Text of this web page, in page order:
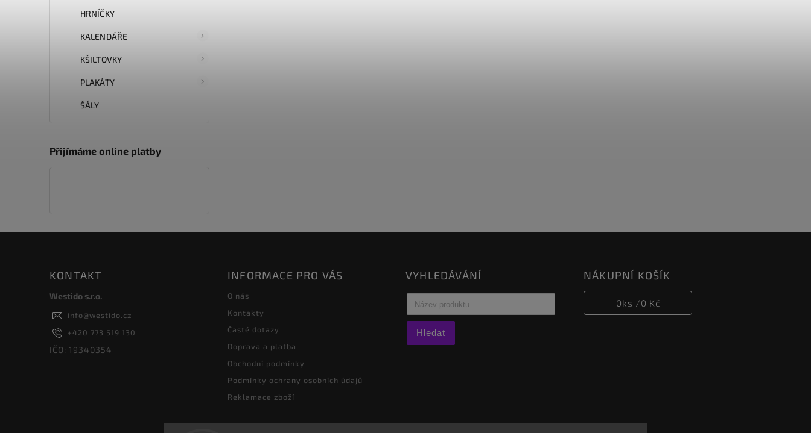
HRNÍČKY
KALENDÁŘE
KŠILTOVKY
PLAKÁTY
ŠÁLY
Přijímáme online platby
KONTAKT
Westido s.r.o.
info@westido.cz
+420 773 519 130
IČO: 19340354
INFORMACE PRO VÁS
O nás
Kontakty
Časté dotazy
Doprava a platba
Obchodní podmínky
Podmínky ochrany osobních údajů
Reklamace zboží
VYHLEDÁVÁNÍ
Hledat
NÁKUPNÍ KOŠÍK
0ks /0 Kč